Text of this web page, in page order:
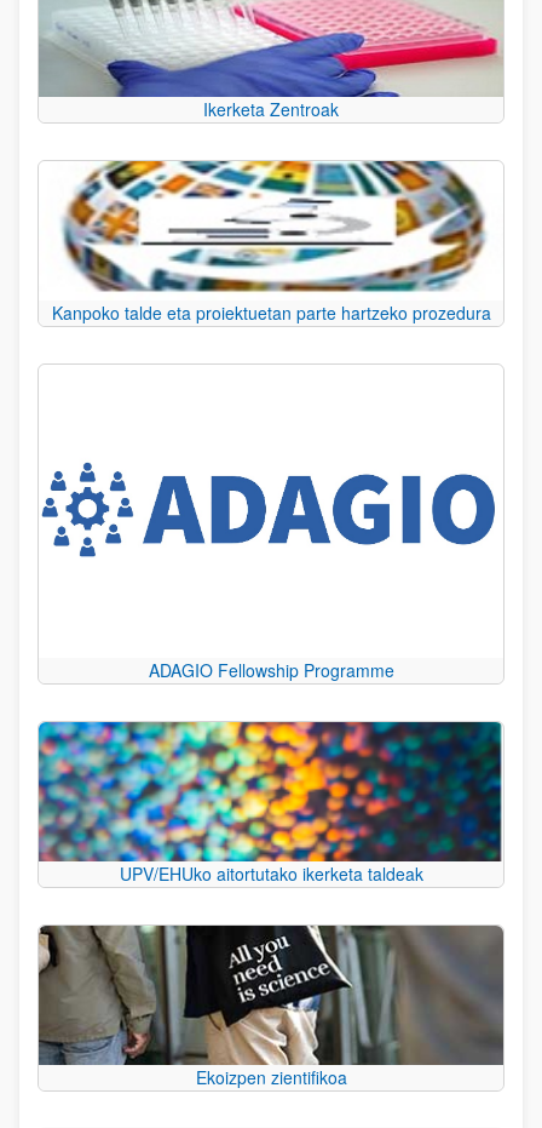
Ikerketa Zentroak
Kanpoko talde eta proiektuetan parte hartzeko prozedura
ADAGIO Fellowship Programme
UPV/EHUko aitortutako ikerketa taldeak
Ekoizpen zientifikoa